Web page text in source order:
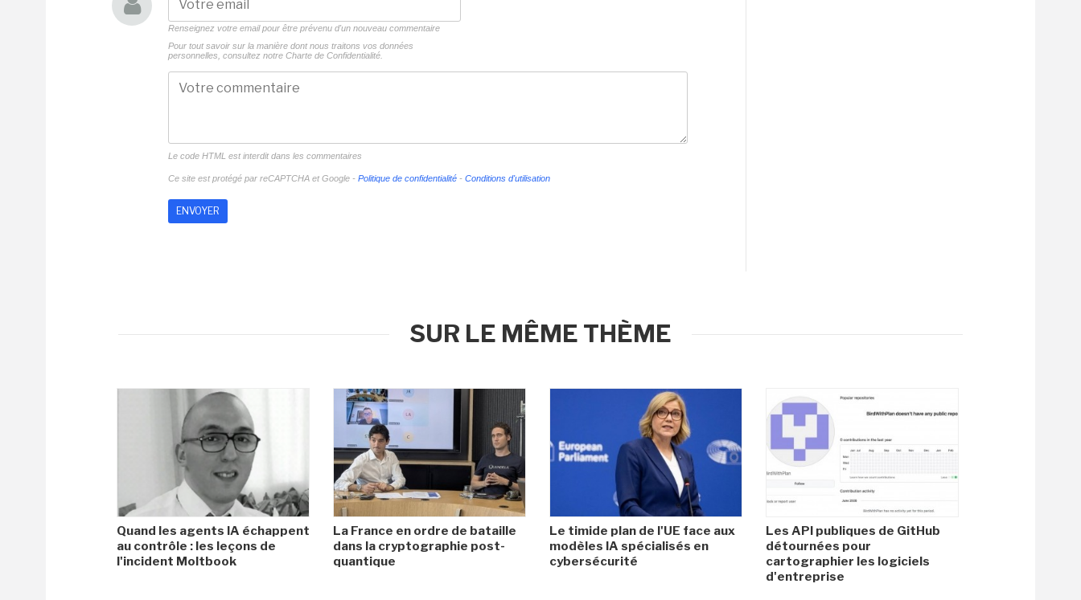
Renseignez votre email pour être prévenu d'un nouveau commentaire
Pour tout savoir sur la manière dont nous traitons vos données
personnelles, consultez notre Charte de Confidentialité.
Le code HTML est interdit dans les commentaires
Ce site est protégé par reCAPTCHA et Google - Politique de confidentialité - Conditions d'utilisation
SUR LE MÊME THÈME
Quand les agents IA échappent
au contrôle : les leçons de
l'incident Moltbook
La France en ordre de bataille
dans la cryptographie post-
quantique
Le timide plan de l'UE face aux
modèles IA spécialisés en
cybersécurité
Les API publiques de GitHub
détournées pour
cartographier les logiciels
d'entreprise